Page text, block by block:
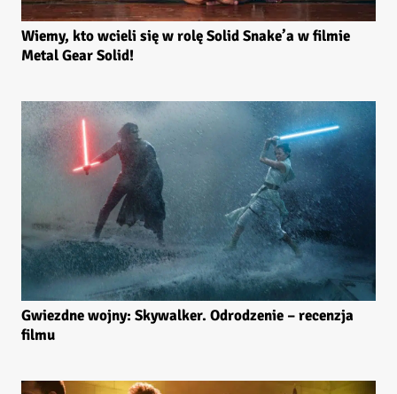
Wiemy, kto wcieli się w rolę Solid Snake’a w filmie
Metal Gear Solid!
Gwiezdne wojny: Skywalker. Odrodzenie – recenzja
filmu